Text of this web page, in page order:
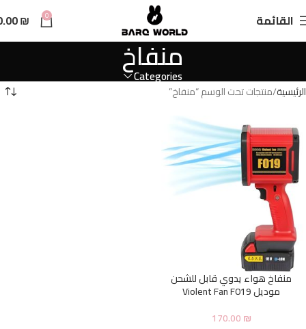
القائمة 0
₪
منفاخ
Categories
الرئيسية منتجات تحت الوسم “منفاخ”
منفاخ هواء يدوي قابل للشحن
موديل Violent Fan F019
170.00₪